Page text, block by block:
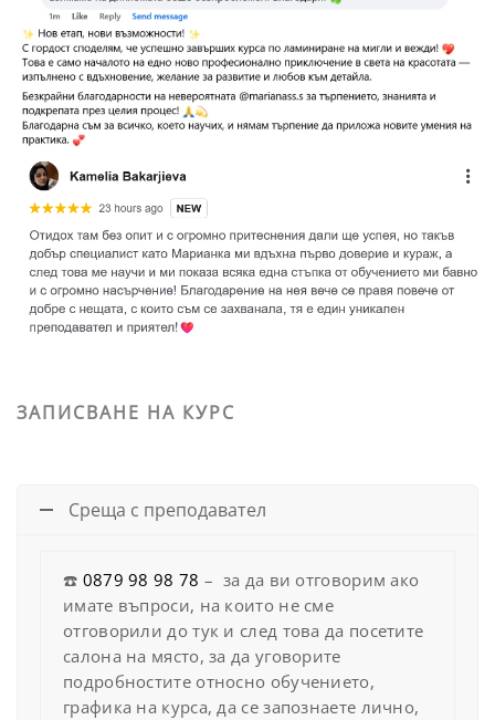
ЗАПИСВАНЕ НА КУРС
Среща с преподавател
☎️ 0879 98 98 78 – за да ви отговорим ако
имате въпроси, на които не сме
отговорили до тук и след това да посетите
салона на място, за да уговорите
подробностите относно обучението,
графика на курса, да се запознаете лично,